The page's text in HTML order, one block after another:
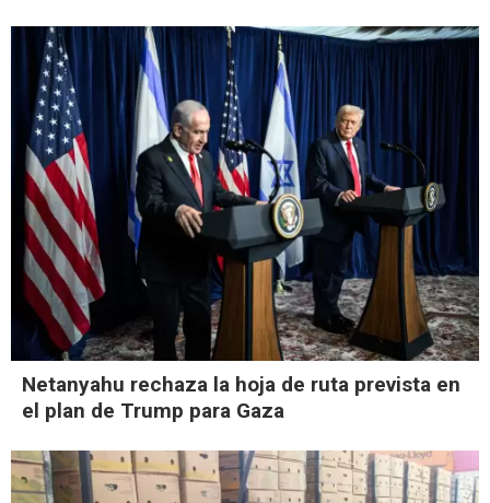
Netanyahu rechaza la hoja de ruta prevista en
el plan de Trump para Gaza